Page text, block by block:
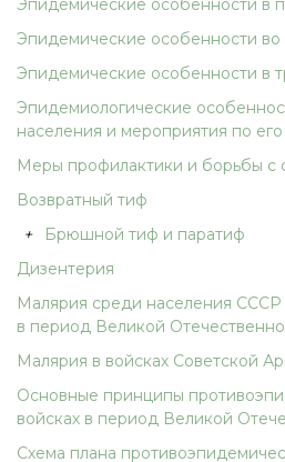
Эпидемические особенности в
Эпидемические особенности
Эпидемические особенности в
Эпидемиологические
населения и мероприятия по
Меры профилактики и борьбы с
Возвратный тиф
+
Брюшной тиф и паратиф
Дизентерия
Малярия среди населения
в период Великой
Малярия в войсках Советской
Основные принципы
войсках в период Великой
Схема плана